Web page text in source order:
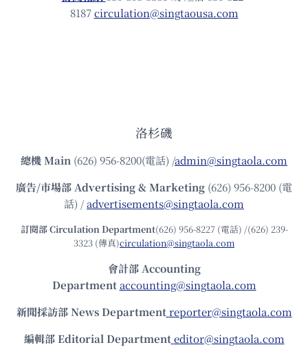
8187circulation@singtaousa.com
洛杉磯
總機Main (626) 956-8200(電話) /admin@singtaola.com
廣告/市場部Advertising & Marketing (626) 956-8200 (電
話) /advertisements@singtaola.com
訂閱部 Circulation Department(626) 956-8227 (電話) /(626) 239-
3323 (傳真)circulation@singtaola.com
會計部 Accounting
Department accounting@singtaola.com
新聞採訪部 News Department reporter@singtaola.com
編輯部 Editorial Department editor@singtaola.com